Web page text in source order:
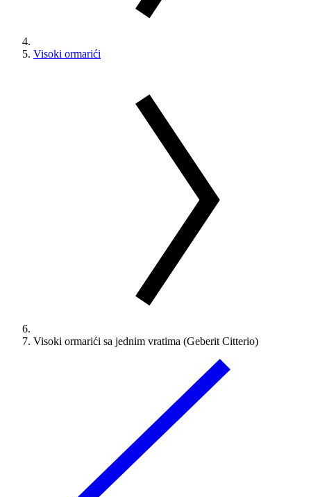
Visoki ormarići
Visoki ormarići sa jednim vratima (Geberit Citterio)